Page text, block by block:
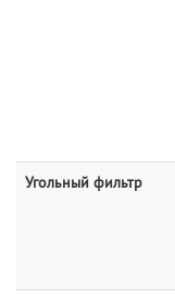
Угольный фильтр